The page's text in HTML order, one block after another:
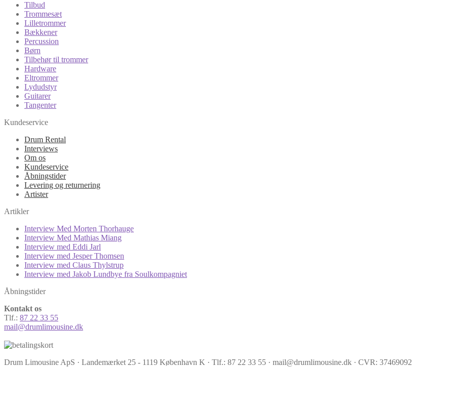
Tilbud
Trommesæt
Lilletrommer
Bækkener
Percussion
Børn
Tilbehør til trommer
Hardware
Eltrommer
Lydudstyr
Guitarer
Tangenter
Kundeservice
Drum Rental
Interviews
Om os
Kundeservice
Åbningstider
Levering og returnering
Artister
Artikler
Interview Med Morten Thorhauge
Interview Med Mathias Miang
Interview med Eddi Jarl
Interview med Jesper Thomsen
Interview med Claus Thylstrup
Interview med Jakob Lundbye fra Soulkompagniet
Åbningstider
Kontakt os
Tlf.: 87 22 33 55
mail@drumlimousine.dk
Drum Limousine ApS · Landemærket 25 - 1119 København K · Tlf.: 87 22 33 55 · mail@drumlimousine.dk · CVR: 37469092